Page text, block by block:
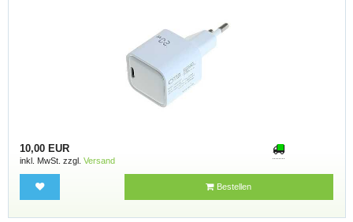
10,00 EUR
inkl. MwSt. zzgl. Versand
Bestellen